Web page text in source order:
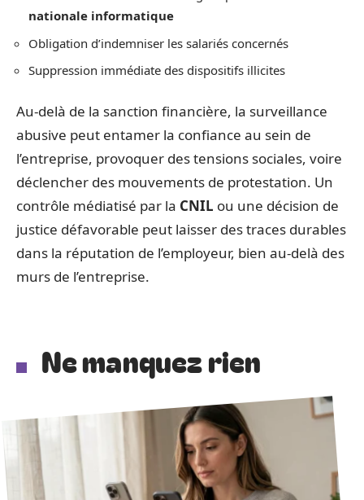
nationale informatique
Obligation d’indemniser les salariés concernés
Suppression immédiate des dispositifs illicites
Au-delà de la sanction financière, la surveillance
abusive peut entamer la confiance au sein de
l’entreprise, provoquer des tensions sociales, voire
déclencher des mouvements de protestation. Un
contrôle médiatisé par la CNIL ou une décision de
justice défavorable peut laisser des traces durables
dans la réputation de l’employeur, bien au-delà des
murs de l’entreprise.
Ne manquez rien